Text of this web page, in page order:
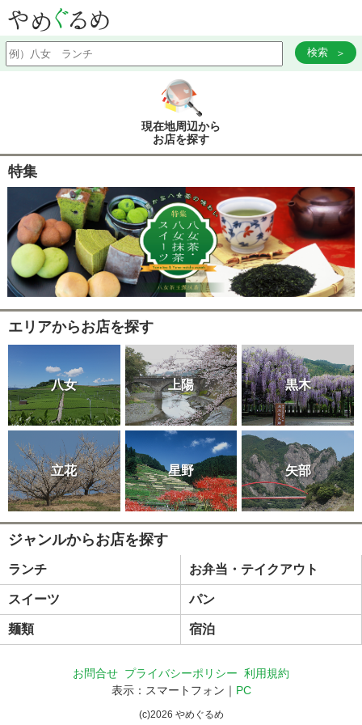
検索
現在地周辺から
お店を探す
特集
エリアからお店を探す
八女 上陽 黒木
立花 星野 矢部
ジャンルからお店を探す
ランチ お弁当・テイクアウト
スイーツ パン
麺類 宿泊
お問合せ プライバシーポリシー 利用規約
表示：スマートフォン｜ PC
(c)2026 やめぐるめ